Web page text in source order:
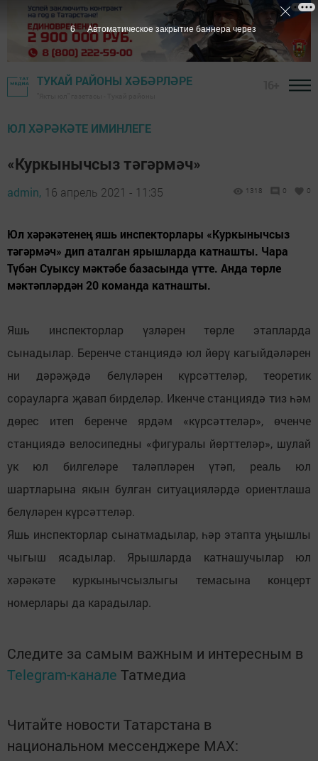
ТУКАЙ РАЙОНЫ ХӘБӘРЛӘРЕ
ЮЛ ХӘРӘКӘТЕ ИМИНЛЕГЕ
«Куркынычсыз тәгәрмәч»
admin, 16 апрель 2021 - 11:35 1318 0 0
Юл хәрәкәтенең яшь инспекторлары «Куркынычсыз
тәгәрмәч» дип аталган ярышларда катнашты. Чара
Түбән Суыксу мәктәбе базасында үтте. Анда төрле
мәктәпләрдән 20 команда катнашты.
Яшь инспекторлар үзләрен төрле этапларда
сынадылар. Беренче станциядә юл йөрү кагыйдәләрен
ни дәрәҗәдә белүләрен күрсәттеләр, теоретик
сорауларга җавап бирделәр. Икенче станциядә тиз һәм
дөрес итеп беренче ярдәм «күрсәттеләр», өченче
станциядә велосипедны «фигуралы йөрттеләр», шулай
ук юл билгеләре таләпләрен үтәп, реаль юл
шартларына якын булган ситуацияләрдә ориентлаша
белүләрен күрсәттеләр.
Яшь инспекторлар сынатмадылар, һәр этапта уңышлы
чыгыш ясадылар. Ярышларда катнашучылар юл
хәрәкәте куркынычсызлыгы темасына концерт
номерлары да карадылар.
Следите за самым важным и интересным в
Telegram-канале Татмедиа
Читайте новости Татарстана в
национальном мессенджере MАХ:
5 Автоматическое закрытие баннера через